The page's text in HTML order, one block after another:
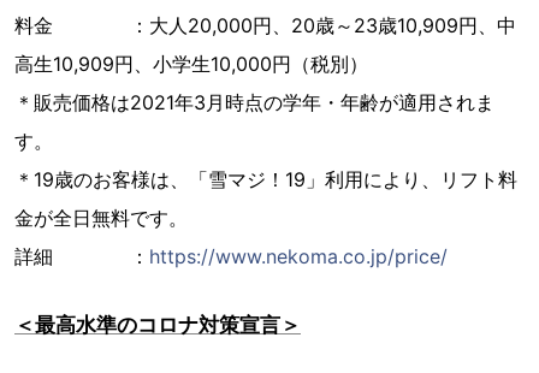
料金 ：大人20,000円、20歳～23歳10,909円、中
高生10,909円、小学生10,000円（税別）
＊販売価格は2021年3月時点の学年・年齢が適用されま
す。
＊19歳のお客様は、「雪マジ！19」利用により、リフト料
金が全日無料です。
詳細 ： https://www.nekoma.co.jp/price/
＜最高水準のコロナ対策宣言＞